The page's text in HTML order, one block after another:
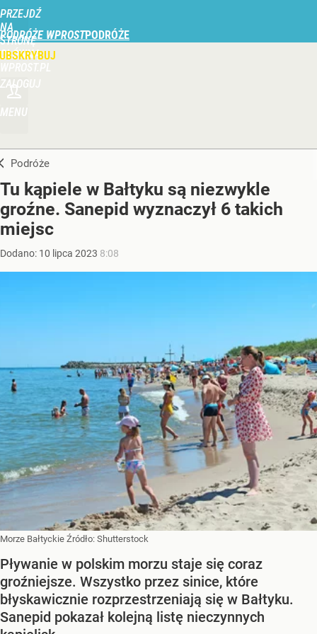
PRZEJDŹ
NA
STRONĘ
GŁÓWNĄ
PODRÓŻE WPROST
ZALOGUJ
MENU
Podróże
Tu kąpiele w Bałtyku są niezwykle
groźne. Sanepid wyznaczył 6 takich
miejsc
Dodano: 10 lipca 2023 8:08
Morze Bałtyckie Źródło: Shutterstock
Pływanie w polskim morzu staje się coraz
groźniejsze. Wszystko przez sinice, które
błyskawicznie rozprzestrzeniają się w Bałtyku.
Sanepid pokazał kolejną listę nieczynnych